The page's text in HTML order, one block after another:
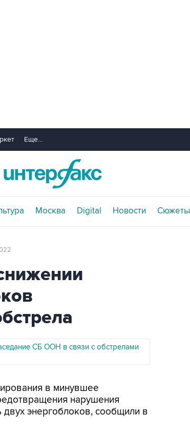
Еще...
Москва Digital Новости Сюжеты
СБ ООН в связи с обстрелами
в минувшее
нарушения
энергоблоков, сообщили в